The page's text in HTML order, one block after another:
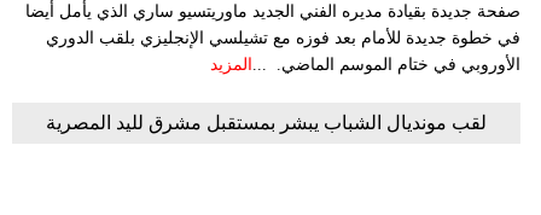
صفحة جديدة بقيادة مديره الفني الجديد ماوريتسيو ساري الذي يأمل أيضا
في خطوة جديدة للأمام بعد فوزه مع تشيلسي الإنجليزي بلقب الدوري
الأوروبي في ختام الموسم الماضي. ...
المزيد
لقب مونديال الشباب يبشر بمستقبل مشرق لليد المصرية